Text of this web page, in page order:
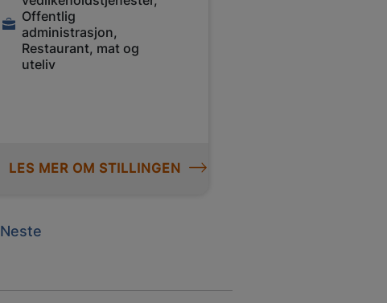
Offentlig
administrasjon,
Restaurant, mat og
uteliv
LES MER OM STILLINGEN
Neste
Next